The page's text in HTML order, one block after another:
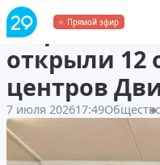
Прямой эфир
В
открыли 12
центров
7 июля 202617:49